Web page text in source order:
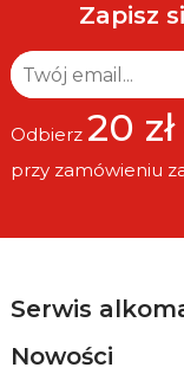
Zapisz
Odbierz 20 zł
przy zamówieniu
Serwis
Nowości